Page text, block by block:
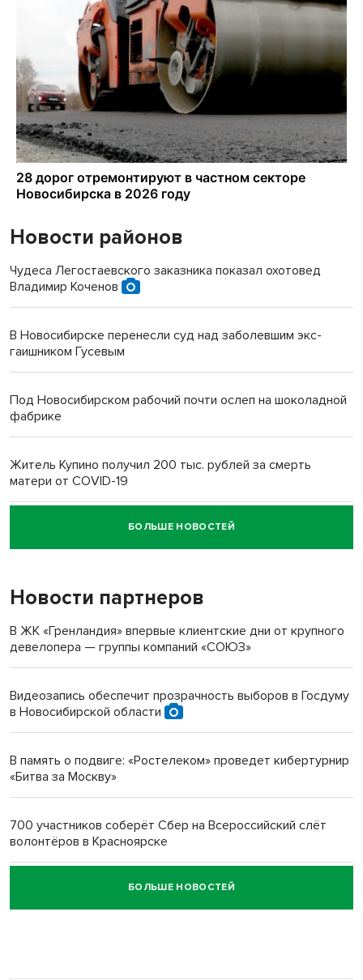
Новости районов
Чудеса Легостаевского заказника показал охотовед
Владимир Коченов
В Новосибирске перенесли суд над заболевшим экс-
гаишником Гусевым
Под Новосибирском рабочий почти ослеп на шоколадной
фабрике
Житель Купино получил 200 тыс. рублей за смерть
матери от COVID-19
Новосибирский суд наказал водителя за смерть
пенсионерки на вокзале
«Мы живём на пастбище!»: в новосибирском селе лошади
терроризируют жителей
Инвалид получил условный срок за избиение врачей
Новосибирский преподаватель с женой вошли в топ-16
Обновлённое отделение ВТБ открылось в Искитиме
БОЛЬШЕ НОВОСТЕЙ
Новости партнеров
В ЖК «Гренландия» впервые клиентские дни от крупного
девелопера — группы компаний «СОЮЗ»
Видеозапись обеспечит прозрачность выборов в Госдуму
в Новосибирской области
В память о подвиге: «Ростелеком» проведет кибертурнир
«Битва за Москву»
700 участников соберёт Сбер на Всероссийский слёт
волонтёров в Красноярске
Честный выбор: видеонаблюдение обеспечит
объективность результатов ЕДГ в Новосибирской
БОЛЬШЕ НОВОСТЕЙ